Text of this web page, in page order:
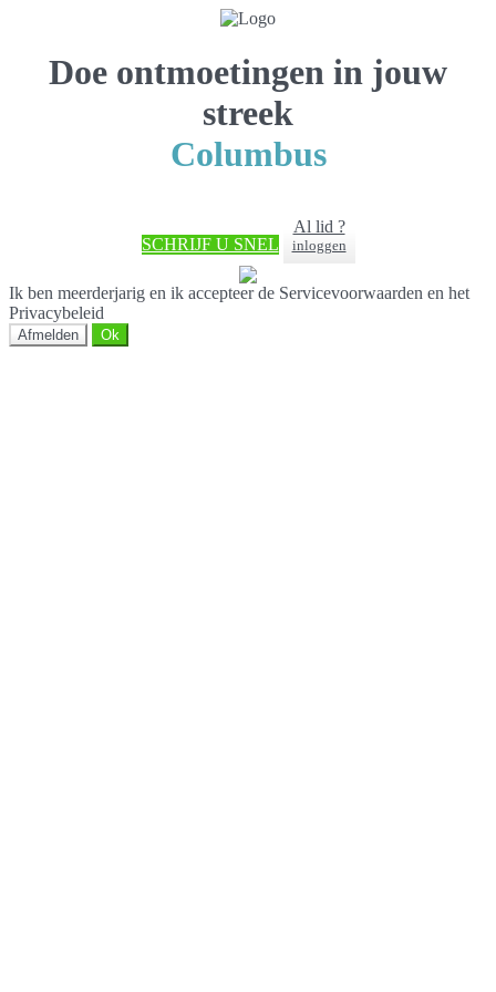
Doe ontmoetingen in jouw
streek
Columbus
SCHRIJF U SNEL
Al lid ?
inloggen
Ik ben meerderjarig en ik accepteer de Servicevoorwaarden en het
Privacybeleid
Afmelden Ok